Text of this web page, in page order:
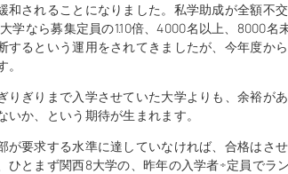
和されることになりました。私学助成が全額不
学なら募集定員の1.10倍、4000名以上、8000名
するという運用をされてきましたが、今年度か
りぎりまで入学させていた大学よりも、余裕が
か、という期待が生まれます。
が要求する水準に達していなければ、合格はさ
とまず関西8大学の、昨年の入学者÷定員でラ